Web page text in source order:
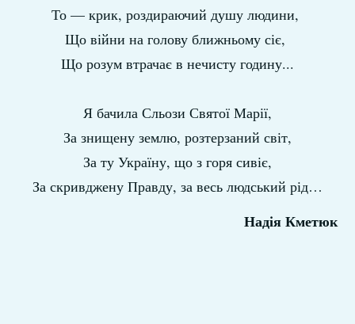
То — крик, роздираючий душу людини,
Що війни на голову ближньому сіє,
Що розум втрачає в нечисту годину...
Я бачила Сльози Святої Марії,
За знищену землю, розтерзаний світ,
За ту Україну, що з горя сивіє,
За скривджену Правду, за весь людський рід…
Надія Кметюк